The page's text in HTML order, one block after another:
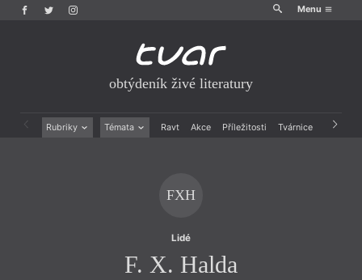
Menu
obtýdeník živé literatury
Rubriky Témata Ravt Akce Příležitosti Tvárnice Archiv
FXH
Lidé
F. X. Halda